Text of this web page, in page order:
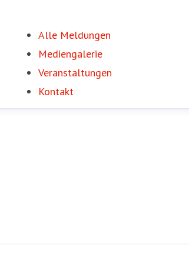
Alle Meldungen
Mediengalerie
Veranstaltungen
Kontakt